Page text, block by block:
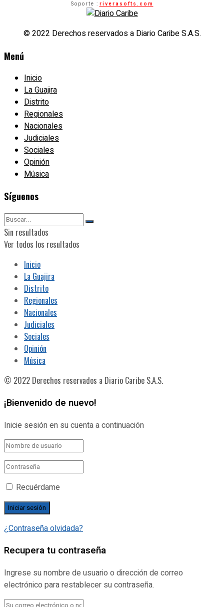
Soporte : riverasofts.com
© 2022 Derechos reservados a Diario Caribe S.A.S.
Menú
Inicio
La Guajira
Distrito
Regionales
Nacionales
Judiciales
Sociales
Opinión
Música
Síguenos
Sin resultados
Ver todos los resultados
Inicio
La Guajira
Distrito
Regionales
Nacionales
Judiciales
Sociales
Opinión
Música
© 2022 Derechos reservados a Diario Caribe S.A.S.
¡Bienvenido de nuevo!
Inicie sesión en su cuenta a continuación
Recuérdame
¿Contraseña olvidada?
Recupera tu contraseña
Ingrese su nombre de usuario o dirección de correo
electrónico para restablecer su contraseña.